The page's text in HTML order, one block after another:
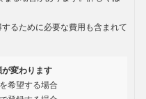
るために必要な費用も含まれて
が変わります
希望する場合